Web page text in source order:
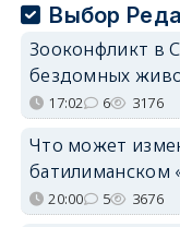
Выбор
Зооконфликт в
бездомных
17:02 6 3176
Что может
батилиманском
20:00 5 3676